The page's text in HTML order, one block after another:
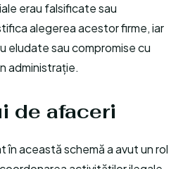
erau falsificate sau
alegerea acestor firme, iar
eludate sau compromise cu
administrație.
de afaceri
în această schemă a avut un rol